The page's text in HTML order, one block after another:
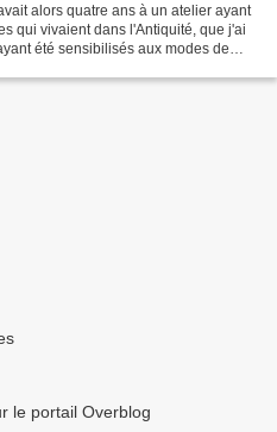
alors quatre ans à un atelier ayant
qui vivaient dans l'Antiquité, que j'ai
été sensibilisés aux modes de
le portail Overblog